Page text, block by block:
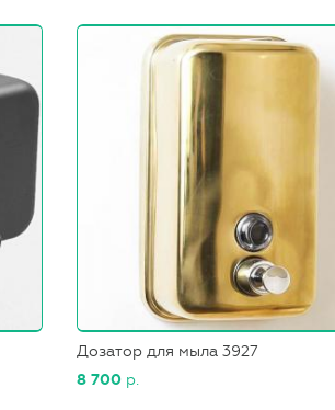
Дозатор для мыла 3927
8 700 р.